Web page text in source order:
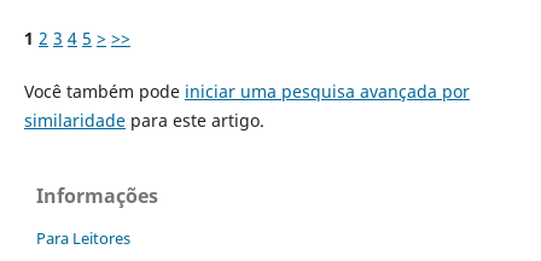
1 2 3 4 5 > >>
Você também pode iniciar uma pesquisa avançada por
similaridadepara este artigo.
Informações
Para Leitores